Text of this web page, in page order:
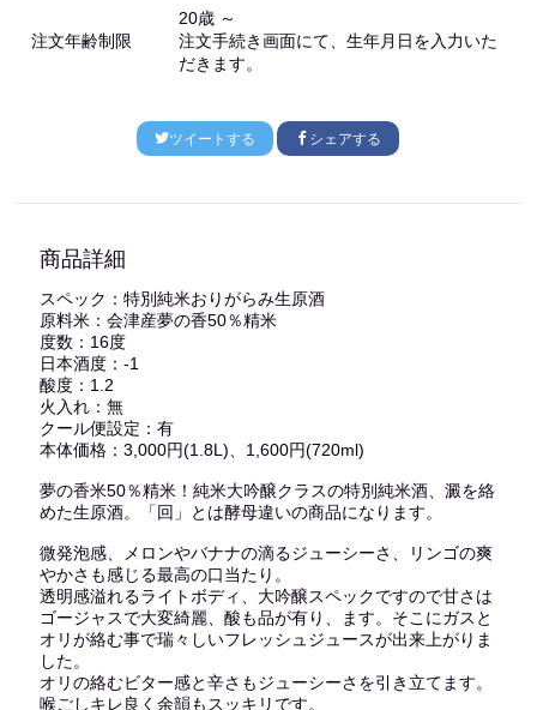
注文年齢制限
20歳 ～
注文手続き画面にて、生年月日を入力いた
だきます。
ツイートする シェアする
商品詳細
スペック：特別純米おりがらみ生原酒
原料米：会津産夢の香50％精米
度数：16度
日本酒度：-1
酸度：1.2
火入れ：無
クール便設定：有
本体価格：3,000円(1.8L)、1,600円(720ml)
夢の香米50％精米！純米大吟醸クラスの特別純米酒、澱を絡
めた生原酒。「回」とは酵母違いの商品になります。
微発泡感、メロンやバナナの滴るジューシーさ、リンゴの爽
やかさも感じる最高の口当たり。
透明感溢れるライトボディ、大吟醸スペックですので甘さは
ゴージャスで大変綺麗、酸も品が有り、ます。そこにガスと
オリが絡む事で瑞々しいフレッシュジュースが出来上がりま
した。
オリの絡むビター感と辛さもジューシーさを引き立てます。
喉ごしキレ良く余韻もスッキリです。